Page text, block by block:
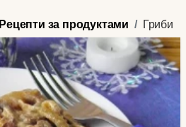
Рецепти за продуктами Гриби